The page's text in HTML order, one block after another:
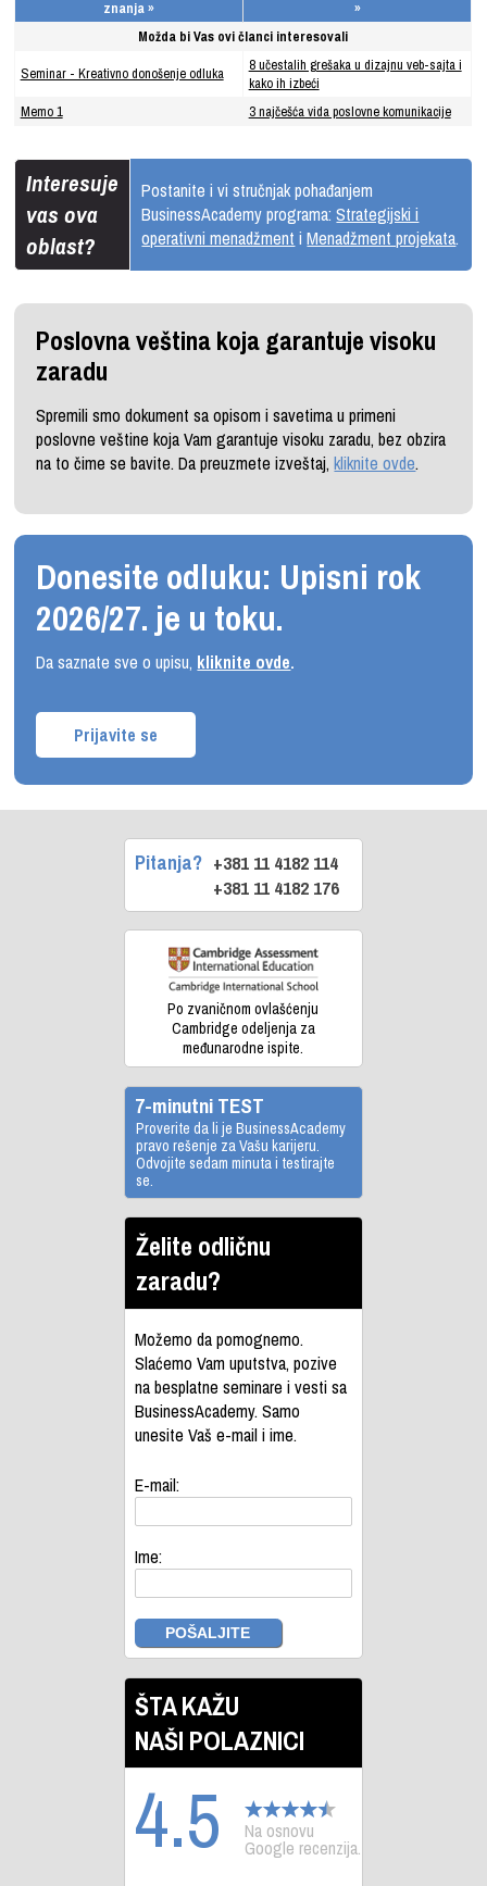
znanja »
»
Možda bi Vas ovi članci interesovali
Seminar - Kreativno donošenje odluka
8 učestalih grešaka u dizajnu veb-sajta i
kako ih izbeći
Memo 1
3 najčešća vida poslovne komunikacije
Interesuje
vas ova
oblast?
Postanite i vi stručnjak pohađanjem
BusinessAcademy programa:Strategijski i
operativni menadžment iMenadžment projekata.
Poslovna veština koja garantuje visoku
zaradu
Spremili smo dokument sa opisom i savetima u primeni
poslovne veštine koja Vam garantuje visoku zaradu, bez obzira
na to čime se bavite. Da preuzmete izveštaj,kliknite ovde.
Donesite odluku: Upisni rok
2026/27. je u toku.
Da saznate sve o upisu, kliknite ovde.
Prijavite se
Pitanja? +381 11 4182 114
+381 11 4182 176
Po zvaničnom ovlašćenju
Cambridge odeljenja za
međunarodne ispite.
7-minutni TEST
Proverite da li je BusinessAcademy
pravo rešenje za Vašu karijeru.
Odvojite sedam minuta i testirajte
se.
Želite odličnu
zaradu?
Možemo da pomognemo.
Slaćemo Vam uputstva, pozive
na besplatne seminare i vesti sa
BusinessAcademy. Samo
unesite Vaš e-mail i ime.
E-mail:
Ime:
ŠTA KAŽU
NAŠI POLAZNICI
4.5 Na osnovu
Google recenzija.